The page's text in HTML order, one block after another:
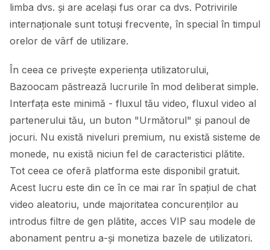
limba dvs. și are același fus orar ca dvs. Potrivirile
internaționale sunt totuși frecvente, în special în timpul
orelor de vârf de utilizare.
În ceea ce privește experiența utilizatorului,
Bazoocam păstrează lucrurile în mod deliberat simple.
Interfața este minimă - fluxul tău video, fluxul video al
partenerului tău, un buton "Următorul" și panoul de
jocuri. Nu există niveluri premium, nu există sisteme de
monede, nu există niciun fel de caracteristici plătite.
Tot ceea ce oferă platforma este disponibil gratuit.
Acest lucru este din ce în ce mai rar în spațiul de chat
video aleatoriu, unde majoritatea concurenților au
introdus filtre de gen plătite, acces VIP sau modele de
abonament pentru a-și monetiza bazele de utilizatori.